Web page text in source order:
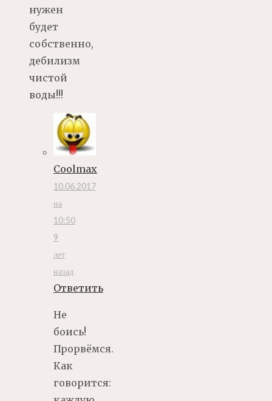
нужен
будет
собственно,
дебилизм
чистой
воды!!!
Coolmax
10.06.2017
на
10:50
9
лет
назад
Ответить
Не
боись!
Прорвёмся.
Как
говорится: